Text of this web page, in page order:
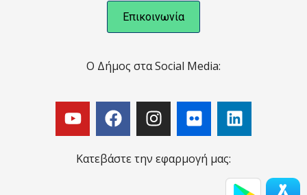
Επικοινωνία
Ο Δήμος στα Social Media:
Κατεβάστε την εφαρμογή μας: